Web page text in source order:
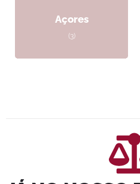
Açores
(3)